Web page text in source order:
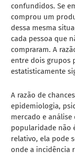
confundidos. Se
comprou um
dessa mesma
cada pessoa que
compraram. A
entre dois grupos
estatisticamente
A razão de
epidemiologia,
mercado e análise
popularidade não
relativo, ela pode
onde a incidência